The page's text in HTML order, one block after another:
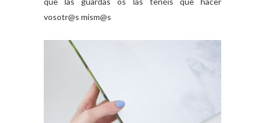
vosotr@s mism@s